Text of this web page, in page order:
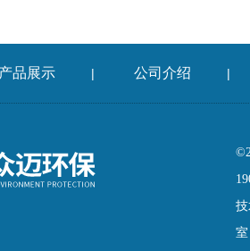
产品展示 | 公司介绍 |